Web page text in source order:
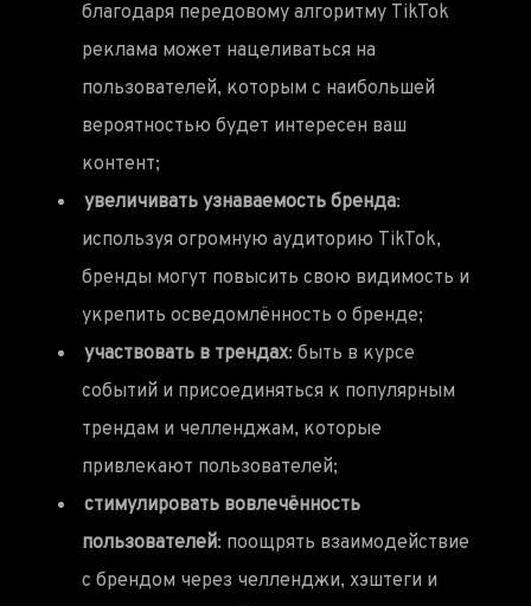
благодаря передовому алгоритму TikTok
реклама может нацеливаться на
пользователей, которым с наибольшей
вероятностью будет интересен ваш
контент;
увеличивать узнаваемость бренда:
используя огромную аудиторию TikTok,
бренды могут повысить свою видимость и
укрепить осведомлённость о бренде;
участвовать в трендах: быть в курсе
событий и присоединяться к популярным
трендам и челленджам, которые
привлекают пользователей;
стимулировать вовлечённость
пользователей: поощрять взаимодействие
с брендом через челленджи, хэштеги и